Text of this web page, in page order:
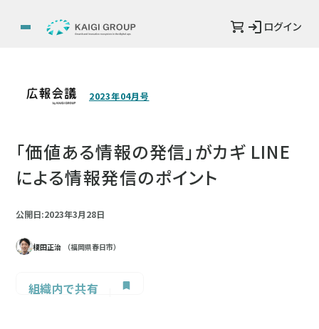
ログイン
2023年04月号
「価値ある情報の発信」がカギ LINE
による情報発信のポイント
公開日:2023年3月28日
榎田正治 （福岡県春日市）
組織内で共有